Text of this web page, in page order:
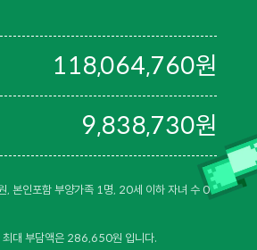
118,064,760원
9,838,730원
, 본인포함 부양가족 1명, 20세 이하 자녀 수 0
최대 부담액은 286,650원 입니다.